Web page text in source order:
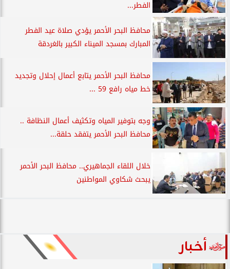
الفطر...
محافظ البحر الأحمر يؤدي صلاة عيد الفطر
المبارك بمسجد الميناء الكبير بالغردقة
محافظ البحر الأحمر يتابع أعمال إحلال وتجديد
خط مياه رافع 59 ...
وجه بتوفير المياه وتكثيف أعمال النظافة ..
محافظ البحر الأحمر يتفقد حلقة...
خلال اللقاء الجماهيري.. محافظ البحر الأحمر
يبحث شكاوي المواطنين
أخبار